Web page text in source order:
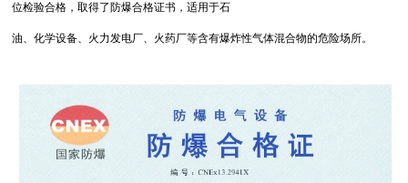
位检验合格，取得了防爆合格证书，适用于石
油、化学设备、火力发电厂、火药厂等含有爆炸性气体混合物的危险场所。